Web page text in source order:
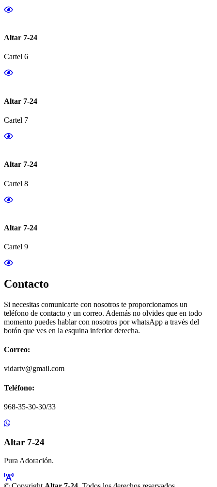
Altar 7-24
Cartel 6
Altar 7-24
Cartel 7
Altar 7-24
Cartel 8
Altar 7-24
Cartel 9
Contacto
Si necesitas comunicarte con nosotros te proporcionamos un
teléfono de contacto y un correo. Además no olvides que en todo
momento puedes hablar con nosotros por whatsApp a través del
botón que ves en la esquina inferior derecha.
Correo:
vidartv@gmail.com
Teléfono:
968-35-30-30/33
Altar 7-24
Pura Adoración.